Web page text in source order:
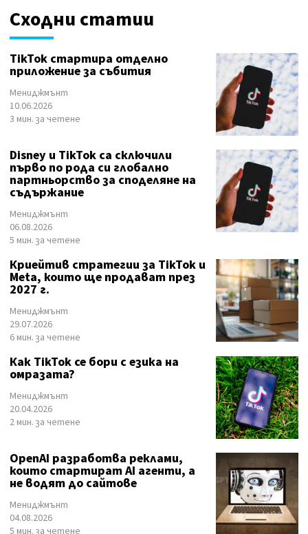
Сходни статии
TikTok стартира отделно
приложение за събития
Мениджмънт
10.06.2026
3 мин. за четене
Disney и TikTok са сключили
първо по рода си глобално
партньорство за споделяне на
съдържание
Мениджмънт
06.08.2026
5 мин. за четене
Криейтив стратегии за TikTok и
Meta, които ще продават през
2027 г.
Мениджмънт
29.07.2026
6 мин. за четене
Как TikTok се бори с езика на
омразата?
Мениджмънт
20.04.2026
2 мин. за четене
OpenAI разработва реклами,
които стартират AI агенти, а
не водят до сайтове
Мениджмънт
04.08.2026